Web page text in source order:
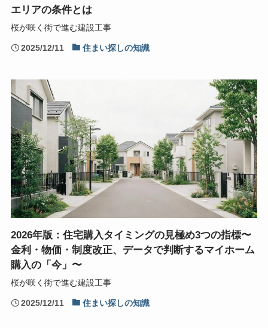
エリアの条件とは
桜が咲く街で進む建設工事
2025/12/11 住まい探しの知識
2026年版：住宅購入タイミングの見極め3つの指標〜
金利・物価・制度改正、データで判断するマイホーム
購入の「今」〜
桜が咲く街で進む建設工事
2025/12/11 住まい探しの知識